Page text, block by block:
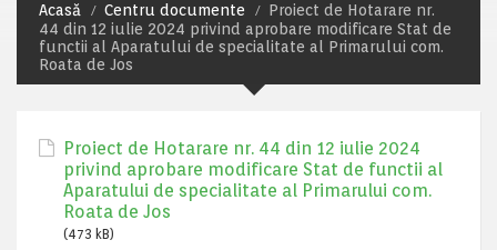
Acasă Centru documente
Proiect de Hotarare nr.
44 din 12 iulie 2024 privind aprobare modificare Stat de
functii al Aparatului de specialitate al Primarului com.
Roata de Jos
Proiect de Hotarare nr. 44 din 12 iulie 2024
privind aprobare modificare Stat de functii al
Aparatului de specialitate al Primarului com.
Roata de Jos
(473 kB)